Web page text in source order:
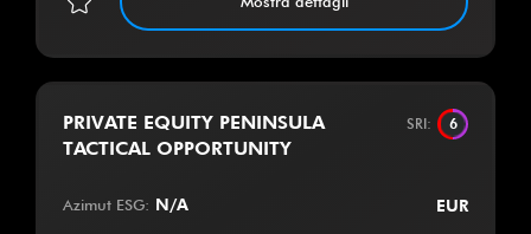
PRIVATE EQUITY PENINSULA
TACTICAL OPPORTUNITY
SRI: 6
Azimut ESG: N/A EUR